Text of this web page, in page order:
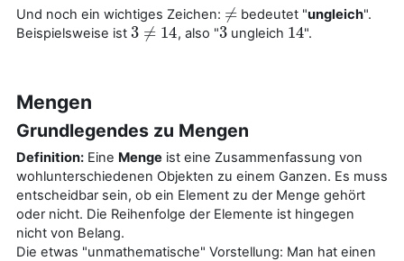
Und noch ein wichtiges Zeichen: ≠
≠ bedeutet "ungleich".
Beispielsweise ist 3 ≠ 14
3 ≠14 , also "3
3 ungleich 14
14".
Mengen
Grundlegendes zu Mengen
Definition: Eine Menge ist eine Zusammenfassung von
wohlunterschiedenen Objekten zu einem Ganzen. Es muss
entscheidbar sein, ob ein Element zu der Menge gehört
oder nicht. Die Reihenfolge der Elemente ist hingegen
nicht von Belang.
Die etwas "unmathematische" Vorstellung: Man hat einen